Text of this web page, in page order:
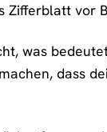
was
dass